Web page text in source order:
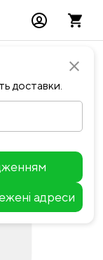
close
доставки.
адреси